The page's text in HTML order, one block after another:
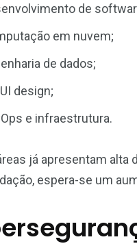
de
em nuvem;
de dados;
design;
e infraestrutura.
já apresentam alta
espera-se um